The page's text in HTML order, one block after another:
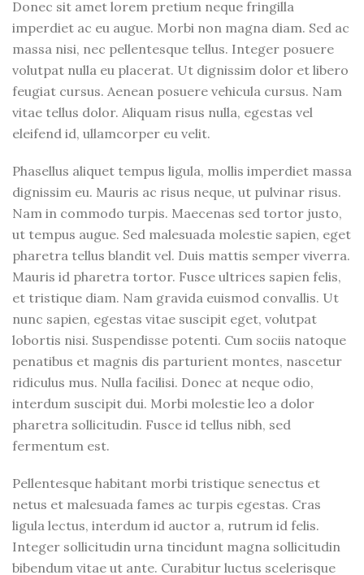
Donec sit amet lorem pretium neque fringilla
imperdiet ac eu augue. Morbi non magna diam. Sed ac
massa nisi, nec pellentesque tellus. Integer posuere
volutpat nulla eu placerat. Ut dignissim dolor et libero
feugiat cursus. Aenean posuere vehicula cursus. Nam
vitae tellus dolor. Aliquam risus nulla, egestas vel
eleifend id, ullamcorper eu velit.
Phasellus aliquet tempus ligula, mollis imperdiet massa
dignissim eu. Mauris ac risus neque, ut pulvinar risus.
Nam in commodo turpis. Maecenas sed tortor justo,
ut tempus augue. Sed malesuada molestie sapien, eget
pharetra tellus blandit vel. Duis mattis semper viverra.
Mauris id pharetra tortor. Fusce ultrices sapien felis,
et tristique diam. Nam gravida euismod convallis. Ut
nunc sapien, egestas vitae suscipit eget, volutpat
lobortis nisi. Suspendisse potenti. Cum sociis natoque
penatibus et magnis dis parturient montes, nascetur
ridiculus mus. Nulla facilisi. Donec at neque odio,
interdum suscipit dui. Morbi molestie leo a dolor
pharetra sollicitudin. Fusce id tellus nibh, sed
fermentum est.
Pellentesque habitant morbi tristique senectus et
netus et malesuada fames ac turpis egestas. Cras
ligula lectus, interdum id auctor a, rutrum id felis.
Integer sollicitudin urna tincidunt magna sollicitudin
bibendum vitae ut ante. Curabitur luctus scelerisque